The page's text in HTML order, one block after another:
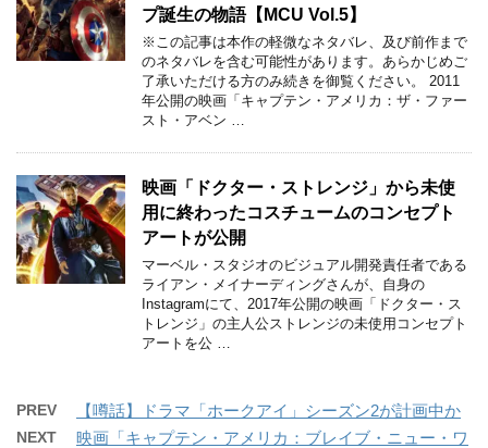
プ誕生の物語【MCU Vol.5】
※この記事は本作の軽微なネタバレ、及び前作まで
のネタバレを含む可能性があります。あらかじめご
了承いただける方のみ続きを御覧ください。 2011
年公開の映画「キャプテン・アメリカ：ザ・ファー
スト・アベン …
映画「ドクター・ストレンジ」から未使
用に終わったコスチュームのコンセプト
アートが公開
マーベル・スタジオのビジュアル開発責任者である
ライアン・メイナーディングさんが、自身の
Instagramにて、2017年公開の映画「ドクター・ス
トレンジ」の主人公ストレンジの未使用コンセプト
アートを公 …
PREV 【噂話】ドラマ「ホークアイ」シーズン2が計画中か
NEXT
映画「キャプテン・アメリカ：ブレイブ・ニュー・ワ